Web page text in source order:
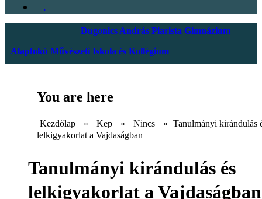
.
Dugonics András Piarista Gimnázium
Alapfokú Művészeti Iskola és Kollégium
You are here
Kezdőlap » Kep » Nincs » Tanulmányi kirándulás
lelkigyakorlat a Vajdaságban
Tanulmányi kirándulás és
lelkigyakorlat a Vajdaságban